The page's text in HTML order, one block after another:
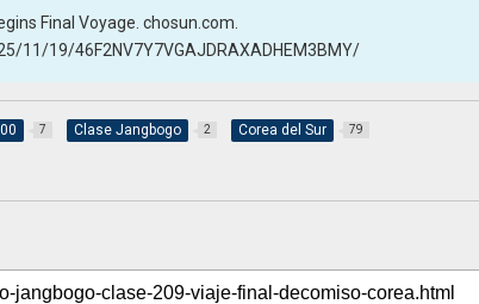
Final Voyage. chosun.com.
11/19/46F2NV7Y7VGAJDRAXADHEM3BMY/
7 Clase Jangbogo 2 Corea del Sur 79